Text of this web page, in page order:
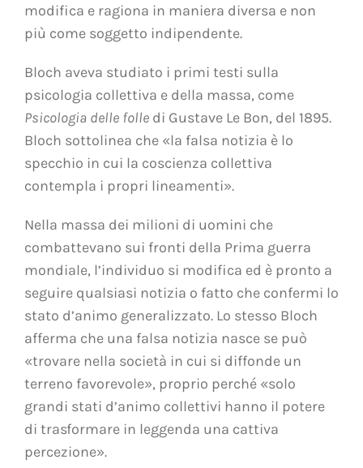
modifica e ragiona in maniera diversa e non
più come soggetto indipendente.
Bloch aveva studiato i primi testi sulla
psicologia collettiva e della massa, come
Psicologia delle folledi Gustave Le Bon, del 1895.
Bloch sottolinea che «la falsa notizia è lo
specchio in cui la coscienza collettiva
contempla i propri lineamenti».
Nella massa dei milioni di uomini che
combattevano sui fronti della Prima guerra
mondiale, l’individuo si modifica ed è pronto a
seguire qualsiasi notizia o fatto che confermi lo
stato d’animo generalizzato. Lo stesso Bloch
afferma che una falsa notizia nasce se può
«trovare nella società in cui si diffonde un
terreno favorevole», proprio perché «solo
grandi stati d’animo collettivi hanno il potere
di trasformare in leggenda una cattiva
percezione».